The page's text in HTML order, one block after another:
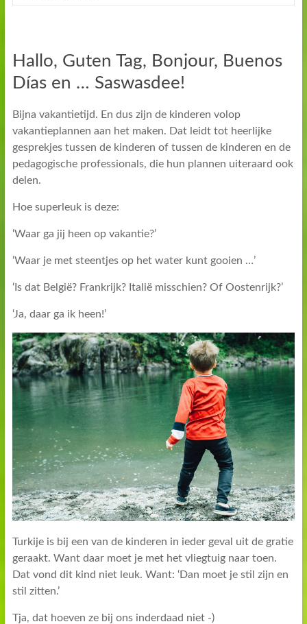
Hallo, Guten Tag, Bonjour, Buenos
Días en … Saswasdee!
Bijna vakantietijd. En dus zijn de kinderen volop
vakantieplannen aan het maken. Dat leidt tot heerlijke
gesprekjes tussen de kinderen of tussen de kinderen en de
pedagogische professionals, die hun plannen uiteraard ook
delen.
Hoe superleuk is deze:
‘Waar ga jij heen op vakantie?’
‘Waar je met steentjes op het water kunt gooien …’
‘Is dat België? Frankrijk? Italië misschien? Of Oostenrijk?’
‘Ja, daar ga ik heen!’
Turkije is bij een van de kinderen in ieder geval uit de gratie
geraakt. Want daar moet je met het vliegtuig naar toen.
Dat vond dit kind niet leuk. Want: ‘Dan moet je stil zijn en
stil zitten.’
Tja, dat hoeven ze bij ons inderdaad niet -)